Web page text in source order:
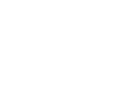
AGOSTO